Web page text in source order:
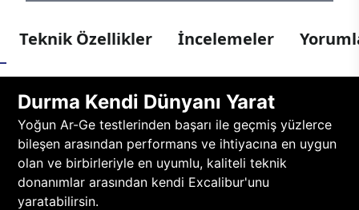
Teknik Özellikler İncelemeler
Durma Kendi Dünyanı Yarat
Yoğun Ar-Ge testlerinden başarı ile geçmiş yüzlerce
bileşen arasından performans ve ihtiyacına en uygun
olan ve birbirleriyle en uyumlu, kaliteli teknik
donanımlar arasından kendi Excalibur'unu
yaratabilirsin.